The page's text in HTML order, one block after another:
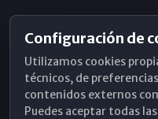
Horarios de Misa
Hemeroteca
WhatsApp
Configuración de
Utilizamos cookies
técnicos, de
contenidos externos
Puedes aceptar todas